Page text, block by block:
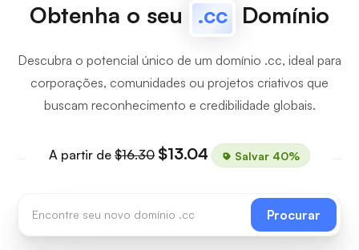
Obtenha o seu .cc Domínio
Descubra o potencial único de um domínio .cc, ideal para
corporações, comunidades ou projetos criativos que
buscam reconhecimento e credibilidade globais.
A partir de $16.30 $13.04 Salvar 40%
Procurar